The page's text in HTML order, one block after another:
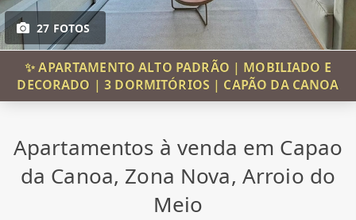
27 FOTOS
✨ APARTAMENTO ALTO PADRÃO | MOBILIADO E
DECORADO | 3 DORMITÓRIOS | CAPÃO DA CANOA
Apartamentos à venda em Capao
da Canoa, Zona Nova, Arroio do
Meio